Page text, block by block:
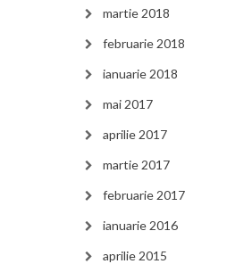
martie 2018
februarie 2018
ianuarie 2018
mai 2017
aprilie 2017
martie 2017
februarie 2017
ianuarie 2016
aprilie 2015